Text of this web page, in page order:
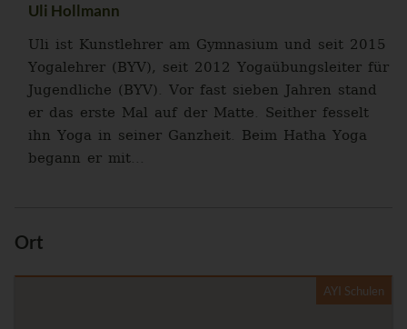
Uli Hollmann
Uli ist Kunstlehrer am Gymnasium und seit 2015
Yogalehrer (BYV), seit 2012 Yogaübungsleiter für
Jugendliche (BYV). Vor fast sieben Jahren stand
er das erste Mal auf der Matte. Seither fesselt
ihn Yoga in seiner Ganzheit. Beim Hatha Yoga
begann er mit...
Ort
AYI Schulen